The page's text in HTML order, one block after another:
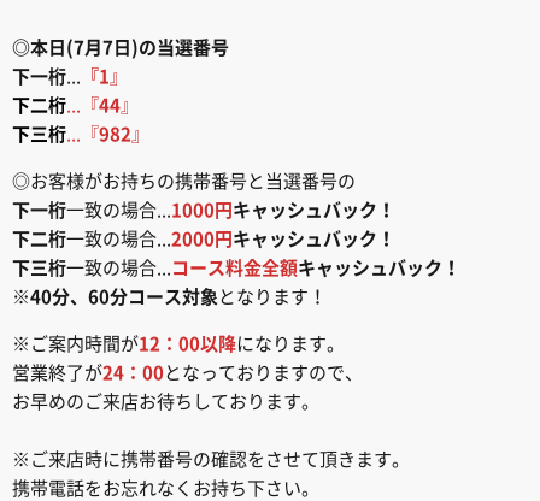
◎本日(7月7日)の当選番号
下一桁... 『1 』
下二桁...『44 』
下三桁...『982 』
◎お客様がお持ちの携帯番号と当選番号の
下一桁一致の場合...1000円 キャッシュバック！
下二桁一致の場合...2000円 キャッシュバック！
下三桁一致の場合... コース料金全額キャッシュバック！
※40分、60分コース対象 となります！
※ご案内時間が12：00以降になります。
営業終了が24：00となっておりますので、
お早めのご来店お待ちしております。
※ご来店時に携帯番号の確認をさせて頂きます。
携帯電話をお忘れなくお持ち下さい。